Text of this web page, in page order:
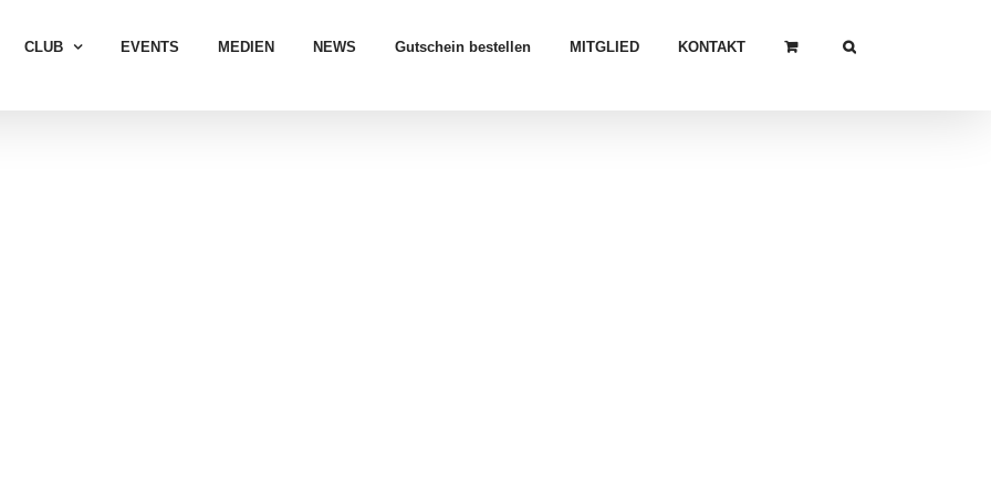
CLUB EVENTS MEDIEN NEWS Gutschein bestellen MITGLIED KONTAKT